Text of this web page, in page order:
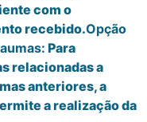
com o
recebido.Opção
Para
relacionadas a
anteriores, a
a realização da